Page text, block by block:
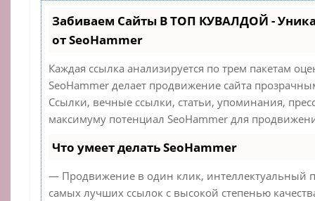
Забиваем Сайты В ТОП КУВАЛДОЙ -
от SeoHammer
Каждая ссылка анализируется по трем пакетам
SeoHammer делает продвижение сайта
Ссылки, вечные ссылки, статьи, упоминания,
максимуму потенциал SeoHammer для
Что умеет делать SeoHammer
— Продвижение в один клик, интеллектуальный
самых лучших ссылок с высокой степенью